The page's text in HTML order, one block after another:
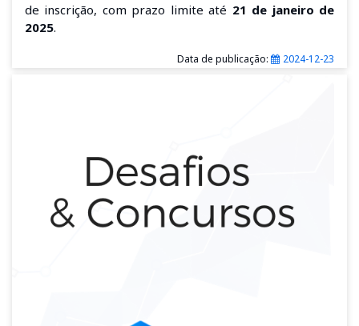
de inscrição, com prazo limite até 21 de janeiro de
2025.
Data de publicação: 2024-12-23